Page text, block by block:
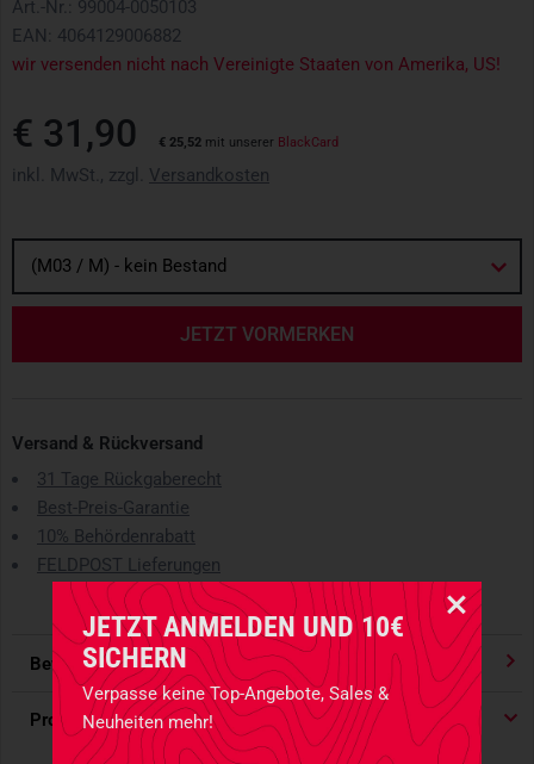
JETZT ANMELDEN UND 10€
SICHERN
Verpasse keine Top-Angebote, Sales &
Neuheiten mehr!
Art.-Nr.: 99004-0050103
EAN: 4064129006882
wir versenden nicht nach Vereinigte Staaten von Amerika, US!
€ 31,90 € 25,52 mit unserer BlackCard
inkl. MwSt., zzgl. Versandkosten
(M03 / M) - kein Bestand
JETZT VORMERKEN
Versand & Rückversand
31 Tage Rückgaberecht
Best-Preis-Garantie
10% Behördenrabatt
FELDPOST Lieferungen
Bewertungen 4.91/ 5 Sternen
Produktdetails